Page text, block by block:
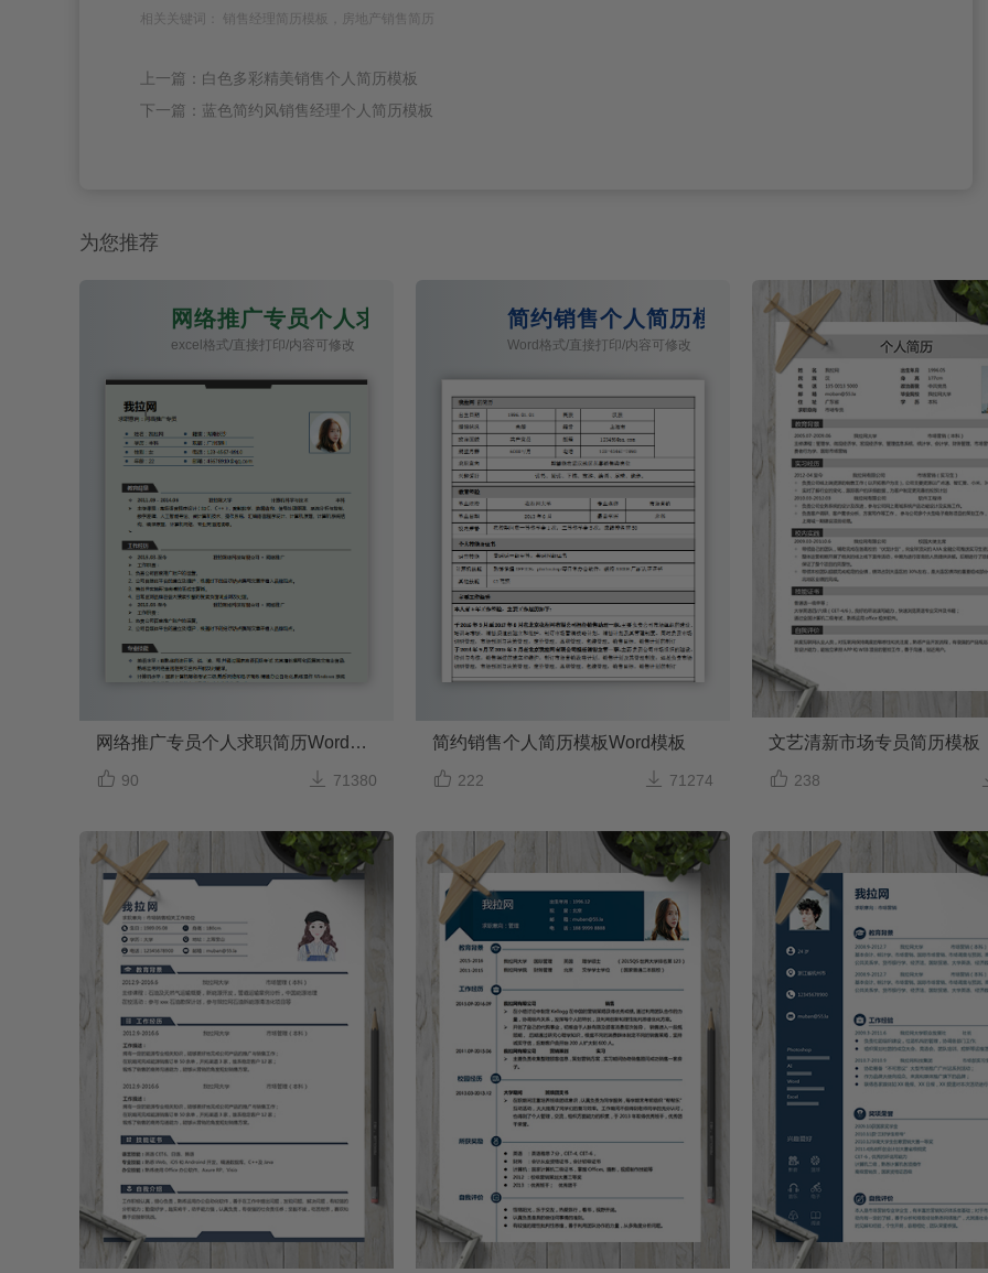
相关关键词： 销售经理简历模板，房地产销售简历
上一篇：白色多彩精美销售个人简历模板
下一篇：蓝色简约风销售经理个人简历模板
为您推荐
网络推广专员个人求职简历Word模板
excel格式/直接打印/内容可修改
网络推广专员个人求职简历Word模板
 90  71380
简约销售个人简历模板Word模板
Word格式/直接打印/内容可修改
简约销售个人简历模板Word模板
 222  71274
文艺清新市场专员简历模板
 238